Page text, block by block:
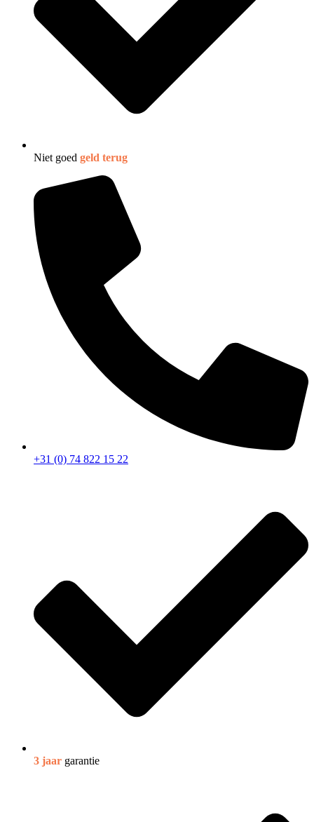
Niet goed geld terug
+31 (0) 74 822 15 22
3 jaar garantie